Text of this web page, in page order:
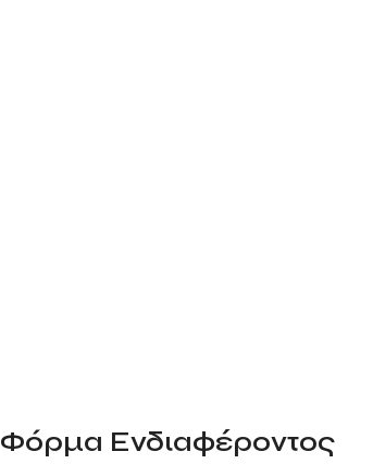
Φόρμα Ενδιαφέροντος